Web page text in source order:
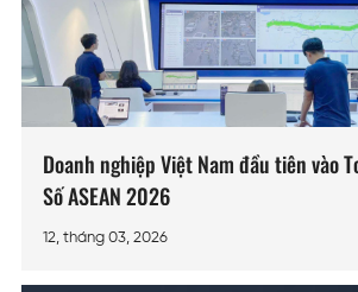
Doanh nghiệp Việt Nam đầu tiên vào
Số ASEAN 2026
12, tháng 03, 2026